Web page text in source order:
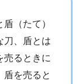
（たて）
刀、盾とは
売るときに
盾を売ると